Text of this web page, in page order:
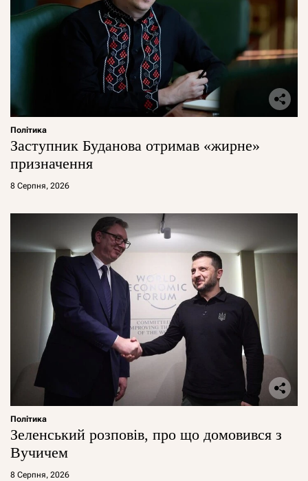
Політика
Заступник Буданова отримав «жирне»
призначення
8 Серпня, 2026
Політика
Зеленський розповів, про що домовився з
Вучичем
8 Серпня, 2026